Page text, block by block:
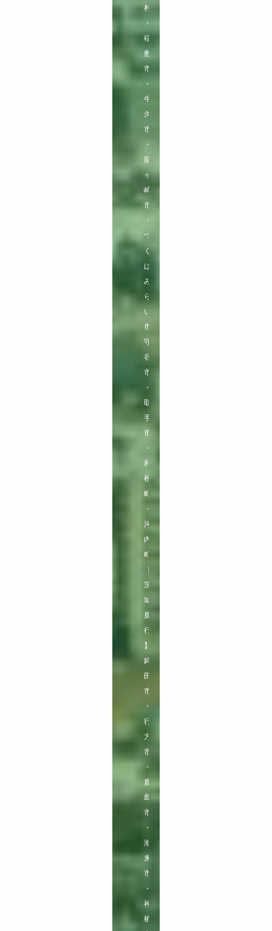
村
・
稲
敷
市
・
牛
久
市
・
龍
ヶ
崎
市
・
つ
く
ば
み
ら
い
市
守
谷
市
・
取
手
市
・
利
根
町
・
河
内
町
茨
城
鹿
行
】
鉾
田
市
・
行
方
市
・
鹿
島
市
・
潮
来
市
・
神
栖